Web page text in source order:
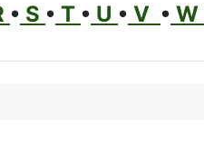
• S • T • U • V • W